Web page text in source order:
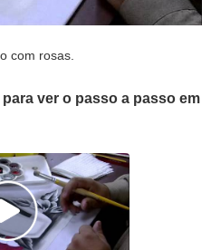
com rosas.
ver o passo a passo em